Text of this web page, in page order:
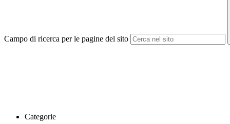
Campo di ricerca per le pagine del sito
Categorie